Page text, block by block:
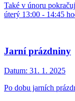
Také v únoru
úterý 13:00 - 14:45
Jarní prázdniny
Datum: 31. 1. 2025
Po dobu jarních